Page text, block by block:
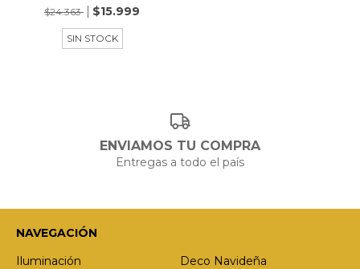
$24.363
$15.999
SIN STOCK
ENVIAMOS TU COMPRA
Entregas a todo el país
NAVEGACIÓN
Iluminación
Deco Navideña